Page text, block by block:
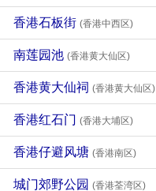
香港石板街 (香港中西区)
南莲园池 (香港黄大仙区)
香港黄大仙祠 (香港黄大仙区)
香港红石门 (香港大埔区)
香港仔避风塘 (香港南区)
城门郊野公园 (香港荃湾区)